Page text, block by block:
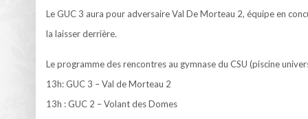
L’ancien
Record
Le GUC 3 aura pour adversaire Val De Morteau 2, équipe en
la laisser derrière.
Le programme des rencontres au gymnase du CSU (piscine
13h: GUC 3 – Val de Morteau 2
13h : GUC 2 – Volant des Domes